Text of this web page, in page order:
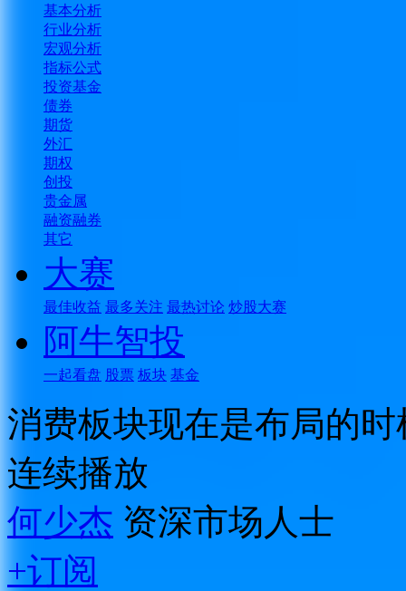
基本分析
行业分析
宏观分析
指标公式
投资基金
债券
期货
外汇
期权
创投
贵金属
融资融券
其它
大赛
最佳收益 最多关注 最热讨论 炒股大赛
阿牛智投
一起看盘 股票 板块 基金
消费板块现在是布局的时
连续播放
何少杰 资深市场人士
+订阅